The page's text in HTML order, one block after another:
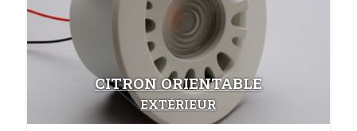
CITRON ORIENTABLE
EXTÉRIEUR